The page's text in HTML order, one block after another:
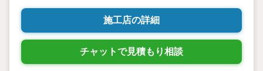
施工店の詳細
チャットで見積もり相談